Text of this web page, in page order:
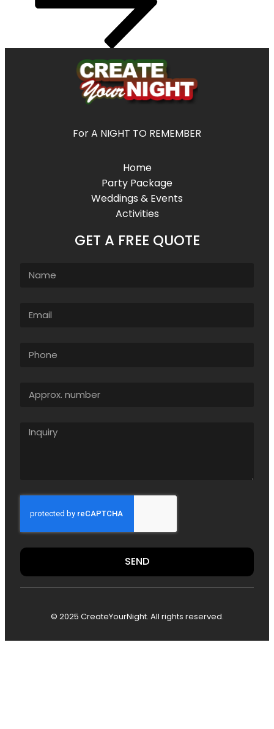
For A NIGHT TO REMEMBER
Home
Party Package
Weddings & Events
Activities
GET A FREE QUOTE
SEND
© 2025 CreateYourNight. All rights reserved.